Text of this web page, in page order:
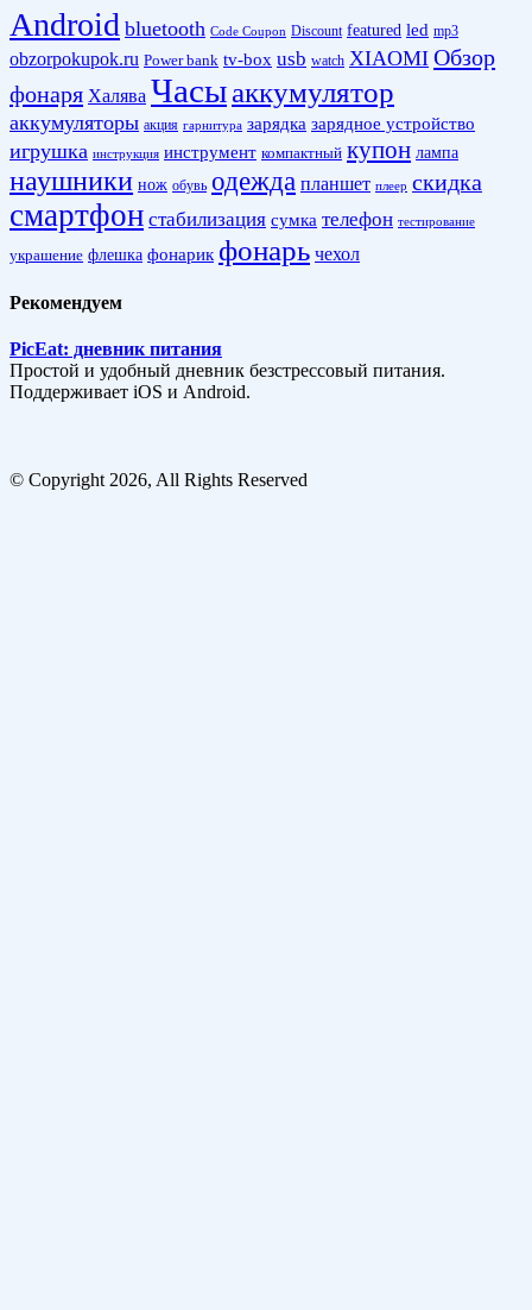
Android bluetooth Code Coupon Discount featured led mp3
obzorpokupok.ru Power bank tv-box usb watch XIAOMI Обзор
фонаря Халява Часыаккумулятор
аккумуляторы акция гарнитура зарядка зарядное устройство
игрушка инструкция инструмент компактный купон лампа
наушники нож обувь одежда планшет плеер скидка
смартфон стабилизация сумка телефон тестирование
украшение флешка фонарик фонарь чехол
Рекомендуем
PicEat: дневник питания
Простой и удобный дневник безстрессовый питания.
Поддерживает iOS и Android.
© Copyright 2026, All Rights Reserved